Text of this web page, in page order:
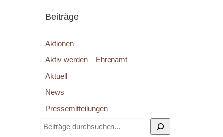
Beiträge
Aktionen
Aktiv werden – Ehrenamt
Aktuell
News
Pressemitteilungen
Suchen